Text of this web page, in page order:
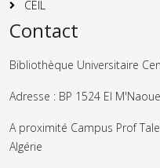
CEIL
Contact
Bibliothèque Universitaire
Adresse : BP 1524 El
A proximité Campus Prof
Algérie